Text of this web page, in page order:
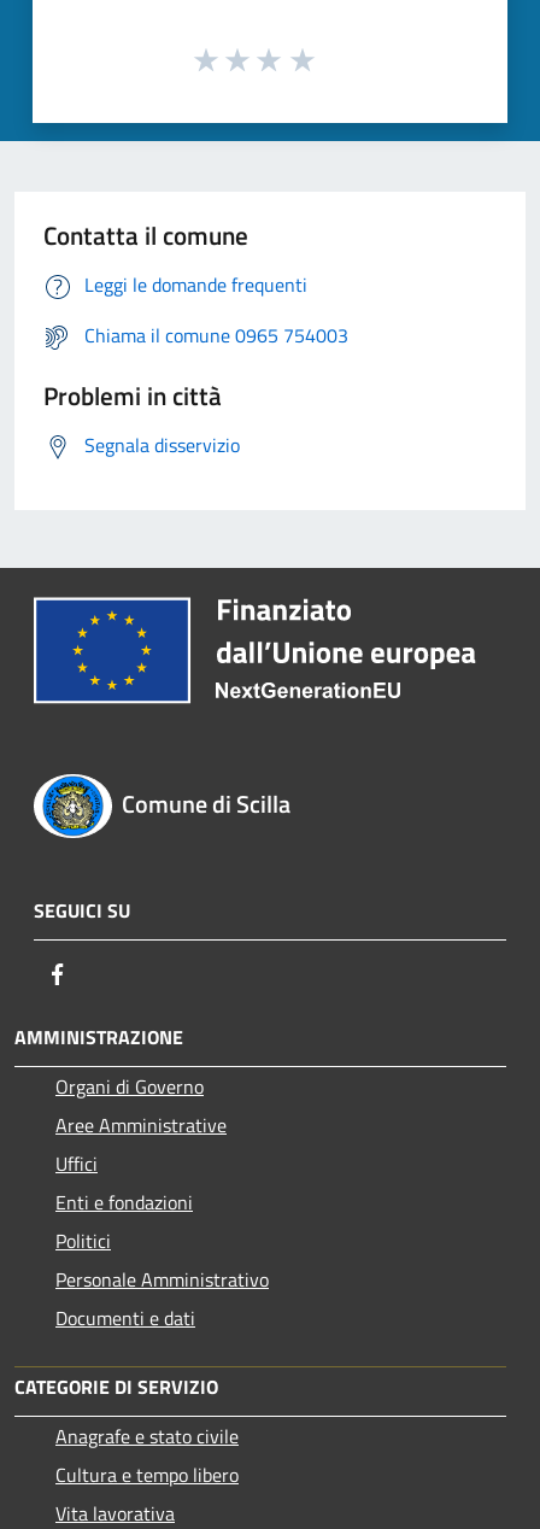
Contatta il comune
Leggi le domande frequenti
Chiama il comune 0965 754003
Problemi in città
Segnala disservizio
Comune di Scilla
SEGUICI SU
AMMINISTRAZIONE
Organi di Governo
Aree Amministrative
Uffici
Enti e fondazioni
Politici
Personale Amministrativo
Documenti e dati
CATEGORIE DI SERVIZIO
Anagrafe e stato civile
Cultura e tempo libero
Vita lavorativa